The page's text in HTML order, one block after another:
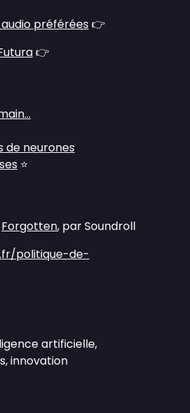
préférées 👉
👉
de neurones
⭐
Forgotten, par Soundroll
politique-de-
artificielle,
innovation